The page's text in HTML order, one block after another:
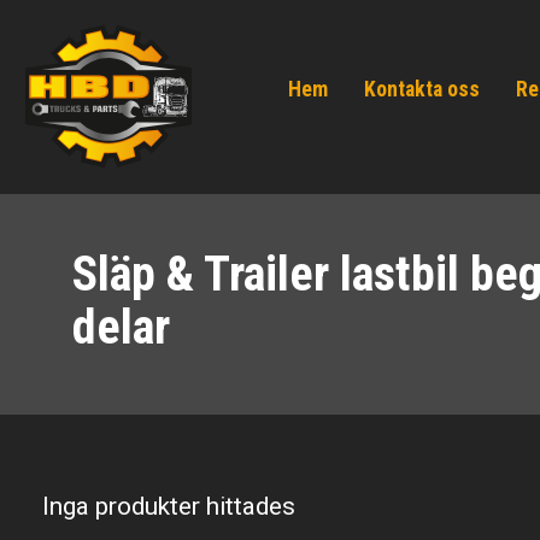
Hem Kontakta oss
Släp & Trailer lastbil
delar
Inga produkter hittades